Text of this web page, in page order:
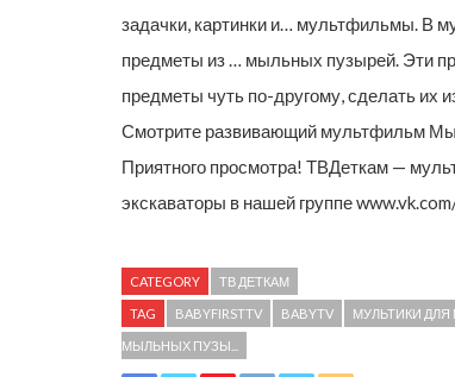
задачки, картинки и… мультфильмы. В
предметы из … мыльных пузырей. Эти
предметы чуть по-другому, сделать их
Смотрите развивающий мультфильм
Приятного просмотра! ТВДеткам —
экскаваторы в нашей группе
CATEGORY ТВ ДЕТКАМ
TAG BABYFIRSTTV BABYTV МУЛЬТИКИ
МЫЛЬНЫХ ПУЗЫ...